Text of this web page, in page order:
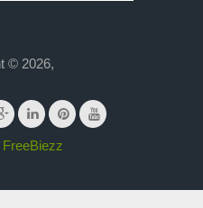
© 2026,
FreeBiezz